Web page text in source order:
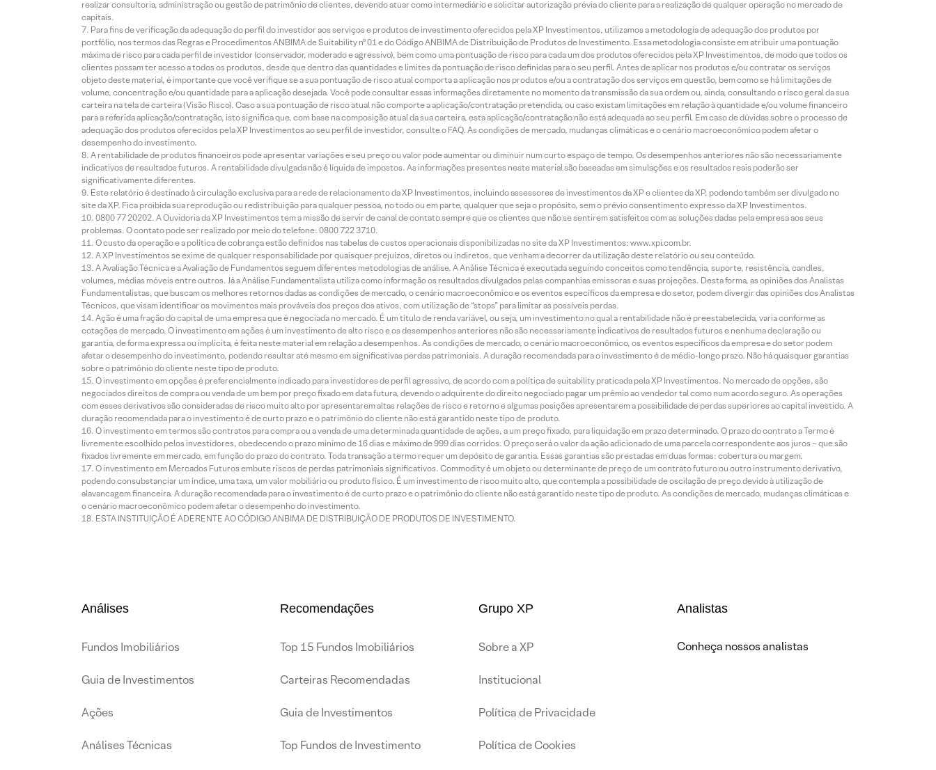
realizar consultoria, administração ou gestão de patrimônio de clientes, devendo atuar como intermediário e solicitar autorização prévia do cliente para a realização de qualquer operação no mercado de
capitais.
Para fins de verificação da adequação do perfil do investidor aos serviços e produtos de investimento oferecidos pela XP Investimentos, utilizamos a metodologia de adequação dos produtos por
portfólio, nos termos das Regras e Procedimentos ANBIMA de Suitability nº 01 e do Código ANBIMA de Distribuição de Produtos de Investimento. Essa metodologia consiste em atribuir uma pontuação
máxima de risco para cada perfil de investidor (conservador, moderado e agressivo), bem como uma pontuação de risco para cada um dos produtos oferecidos pela XP Investimentos, de modo que todos os
clientes possam ter acesso a todos os produtos, desde que dentro das quantidades e limites da pontuação de risco definidas para o seu perfil. Antes de aplicar nos produtos e/ou contratar os serviços
objeto deste material, é importante que você verifique se a sua pontuação de risco atual comporta a aplicação nos produtos e/ou a contratação dos serviços em questão, bem como se há limitações de
volume, concentração e/ou quantidade para a aplicação desejada. Você pode consultar essas informações diretamente no momento da transmissão da sua ordem ou, ainda, consultando o risco geral da sua
carteira na tela de carteira (Visão Risco). Caso a sua pontuação de risco atual não comporte a aplicação/contratação pretendida, ou caso existam limitações em relação à quantidade e/ou volume financeiro
para a referida aplicação/contratação, isto significa que, com base na composição atual da sua carteira, esta aplicação/contratação não está adequada ao seu perfil. Em caso de dúvidas sobre o processo de
adequação dos produtos oferecidos pela XP Investimentos ao seu perfil de investidor, consulte o FAQ. As condições de mercado, mudanças climáticas e o cenário macroeconômico podem afetar o
desempenho do investimento.
A rentabilidade de produtos financeiros pode apresentar variações e seu preço ou valor pode aumentar ou diminuir num curto espaço de tempo. Os desempenhos anteriores não são necessariamente
indicativos de resultados futuros. A rentabilidade divulgada não é líquida de impostos. As informações presentes neste material são baseadas em simulações e os resultados reais poderão ser
significativamente diferentes.
Este relatório é destinado à circulação exclusiva para a rede de relacionamento da XP Investimentos, incluindo assessores de investimentos da XP e clientes da XP, podendo também ser divulgado no
site da XP. Fica proibida sua reprodução ou redistribuição para qualquer pessoa, no todo ou em parte, qualquer que seja o propósito, sem o prévio consentimento expresso da XP Investimentos.
0800 77 20202. A Ouvidoria da XP Investimentos tem a missão de servir de canal de contato sempre que os clientes que não se sentirem satisfeitos com as soluções dadas pela empresa aos seus
problemas. O contato pode ser realizado por meio do telefone: 0800 722 3710.
O custo da operação e a política de cobrança estão definidos nas tabelas de custos operacionais disponibilizadas no site da XP Investimentos: www.xpi.com.br.
A XP Investimentos se exime de qualquer responsabilidade por quaisquer prejuízos, diretos ou indiretos, que venham a decorrer da utilização deste relatório ou seu conteúdo.
A Avaliação Técnica e a Avaliação de Fundamentos seguem diferentes metodologias de análise. A Análise Técnica é executada seguindo conceitos como tendência, suporte, resistência, candles,
volumes, médias móveis entre outros. Já a Análise Fundamentalista utiliza como informação os resultados divulgados pelas companhias emissoras e suas projeções. Desta forma, as opiniões dos Analistas
Fundamentalistas, que buscam os melhores retornos dadas as condições de mercado, o cenário macroeconômico e os eventos específicos da empresa e do setor, podem divergir das opiniões dos Analistas
Técnicos, que visam identificar os movimentos mais prováveis dos preços dos ativos, com utilização de “stops” para limitar as possíveis perdas.
Ação é uma fração do capital de uma empresa que é negociada no mercado. É um título de renda variável, ou seja, um investimento no qual a rentabilidade não é preestabelecida, varia conforme as
cotações de mercado. O investimento em ações é um investimento de alto risco e os desempenhos anteriores não são necessariamente indicativos de resultados futuros e nenhuma declaração ou
garantia, de forma expressa ou implícita, é feita neste material em relação a desempenhos. As condições de mercado, o cenário macroeconômico, os eventos específicos da empresa e do setor podem
afetar o desempenho do investimento, podendo resultar até mesmo em significativas perdas patrimoniais. A duração recomendada para o investimento é de médio-longo prazo. Não há quaisquer garantias
sobre o patrimônio do cliente neste tipo de produto.
O investimento em opções é preferencialmente indicado para investidores de perfil agressivo, de acordo com a política de suitability praticada pela XP Investimentos. No mercado de opções, são
negociados direitos de compra ou venda de um bem por preço fixado em data futura, devendo o adquirente do direito negociado pagar um prêmio ao vendedor tal como num acordo seguro. As operações
com esses derivativos são consideradas de risco muito alto por apresentarem altas relações de risco e retorno e algumas posições apresentarem a possibilidade de perdas superiores ao capital investido. A
duração recomendada para o investimento é de curto prazo e o patrimônio do cliente não está garantido neste tipo de produto.
O investimento em termos são contratos para compra ou a venda de uma determinada quantidade de ações, a um preço fixado, para liquidação em prazo determinado. O prazo do contrato a Termo é
livremente escolhido pelos investidores, obedecendo o prazo mínimo de 16 dias e máximo de 999 dias corridos. O preço será o valor da ação adicionado de uma parcela correspondente aos juros – que são
fixados livremente em mercado, em função do prazo do contrato. Toda transação a termo requer um depósito de garantia. Essas garantias são prestadas em duas formas: cobertura ou margem.
O investimento em Mercados Futuros embute riscos de perdas patrimoniais significativos. Commodity é um objeto ou determinante de preço de um contrato futuro ou outro instrumento derivativo,
podendo consubstanciar um índice, uma taxa, um valor mobiliário ou produto físico. É um investimento de risco muito alto, que contempla a possibilidade de oscilação de preço devido à utilização de
alavancagem financeira. A duração recomendada para o investimento é de curto prazo e o patrimônio do cliente não está garantido neste tipo de produto. As condições de mercado, mudanças climáticas e
o cenário macroeconômico podem afetar o desempenho do investimento.
ESTA INSTITUIÇÃO É ADERENTE AO CÓDIGO ANBIMA DE DISTRIBUIÇÃO DE PRODUTOS DE INVESTIMENTO.
Análises
Fundos Imobiliários
Guia de Investimentos
Ações
Análises Técnicas
Recomendações
Top 15 Fundos Imobiliários
Carteiras Recomendadas
Guia de Investimentos
Top Fundos de Investimento
Grupo XP
Sobre a XP
Institucional
Política de Privacidade
Política de Cookies
Analistas
Conheça nossos analistas